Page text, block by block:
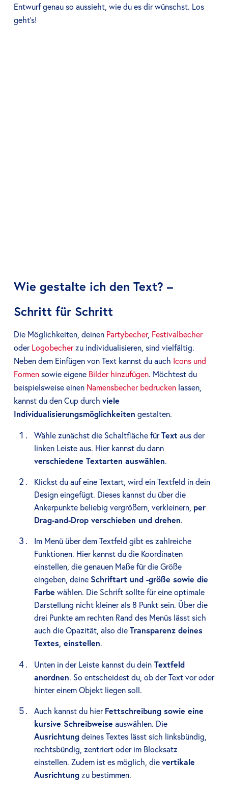
Entwurf genau so aussieht, wie du es dir wünschst. Los
geht’s!
Wie gestalte ich den Text? –
Schritt für Schritt
Die Möglichkeiten, deinen Partybecher, Festivalbecher
oder Logobecherzu individualisieren, sind vielfältig.
Neben dem Einfügen von Text kannst du auch Icons und
Formen sowie eigene Bilder hinzufügen. Möchtest du
beispielsweise einen Namensbecher bedrucken lassen,
kannst du den Cup durch viele
Individualisierungsmöglichkeiten gestalten.
Wähle zunächst die Schaltfläche fürText aus der
linken Leiste aus. Hier kannst du dann
verschiedene Textarten auswählen.
Klickst du auf eine Textart, wird ein Textfeld in dein
Design eingefügt. Dieses kannst du über die
Ankerpunkte beliebig vergrößern, verkleinern, per
Drag-and-Drop verschieben und drehen.
Im Menü über dem Textfeld gibt es zahlreiche
Funktionen. Hier kannst du die Koordinaten
einstellen, die genauen Maße für die Größe
eingeben, deine Schriftart und -größe sowie die
Farbe wählen. Die Schrift sollte für eine optimale
Darstellung nicht kleiner als 8 Punkt sein. Über die
drei Punkte am rechten Rand des Menüs lässt sich
auch die Opazität, also die Transparenz deines
Textes, einstellen.
Unten in der Leiste kannst du dein Textfeld
anordnen. So entscheidest du, ob der Text vor oder
hinter einem Objekt liegen soll.
Auch kannst du hier Fettschreibung sowie eine
kursive Schreibweise auswählen. Die
Ausrichtung deines Textes lässt sich linksbündig,
rechtsbündig, zentriert oder im Blocksatz
einstellen. Zudem ist es möglich, die vertikale
Ausrichtung zu bestimmen.